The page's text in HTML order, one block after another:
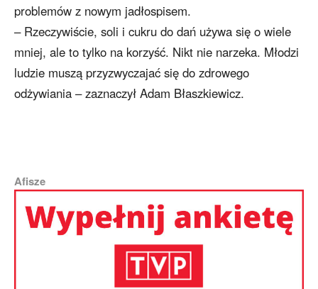
problemów z nowym jadłospisem.
– Rzeczywiście, soli i cukru do dań używa się o wiele
mniej, ale to tylko na korzyść. Nikt nie narzeka. Młodzi
ludzie muszą przyzwyczajać się do zdrowego
odżywiania – zaznaczył Adam Błaszkiewicz.
Afisze